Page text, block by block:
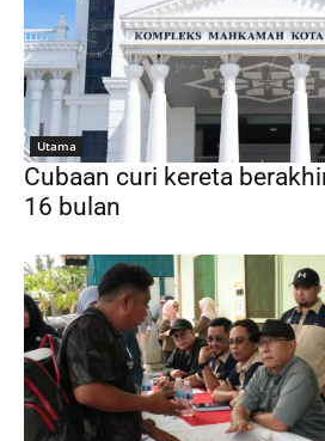
Utama
Cubaan curi kereta
16 bulan